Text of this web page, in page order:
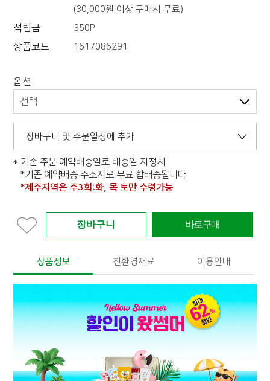
(30,000원 이상 구매시 무료)
적립금 350P
상품코드 1617086291
옵션
장바구니 및 주문일정에 추가
기존 주문 예약배송일로 배송일 지정시
*기존 예약배송 주소지로 무료 합배송됩니다.
*제주지역은 주3회:화, 목 토만 수령가능
상품정보 친환경재료 이용안내